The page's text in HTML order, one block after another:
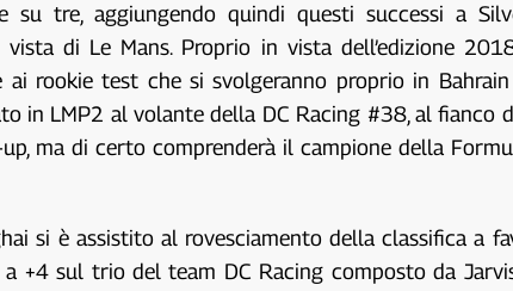
tre, aggiungendo quindi questi successi a
di Le Mans. Proprio in vista dell’edizione
ai rookie test che si svolgeranno proprio in
in LMP2 al volante della DC Racing #38, al fianco
ma di certo comprenderà il campione della
si è assistito al rovesciamento della classifica a
sul trio del team DC Racing composto da